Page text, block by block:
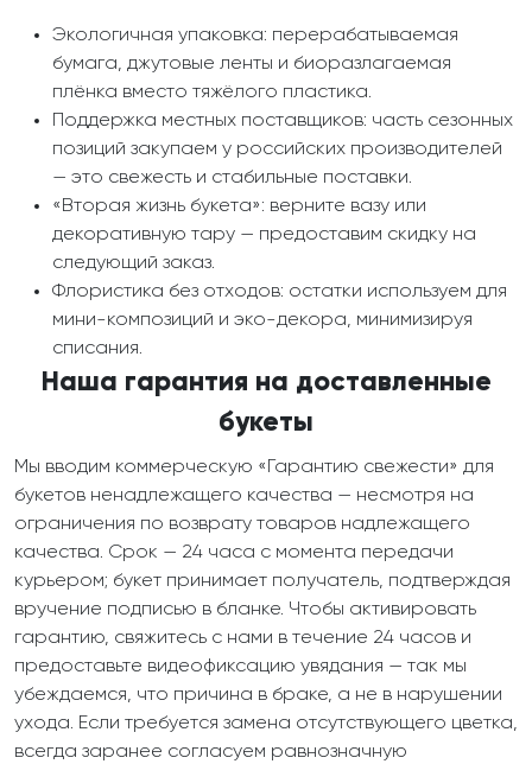
Экологичная упаковка: перерабатываемая
бумага, джутовые ленты и биоразлагаемая
плёнка вместо тяжёлого пластика.
Поддержка местных поставщиков: часть сезонных
позиций закупаем у российских производителей
— это свежесть и стабильные поставки.
«Вторая жизнь букета»: верните вазу или
декоративную тару — предоставим скидку на
следующий заказ.
Флористика без отходов: остатки используем для
мини-композиций и эко-декора, минимизируя
списания.
Наша гарантия на доставленные
букеты
Мы вводим коммерческую «Гарантию свежести» для
букетов ненадлежащего качества — несмотря на
ограничения по возврату товаров надлежащего
качества. Срок — 24 часа с момента передачи
курьером; букет принимает получатель, подтверждая
вручение подписью в бланке. Чтобы активировать
гарантию, свяжитесь с нами в течение 24 часов и
предоставьте видеофиксацию увядания — так мы
убеждаемся, что причина в браке, а не в нарушении
ухода. Если требуется замена отсутствующего цветка,
всегда заранее согласуем равнозначную